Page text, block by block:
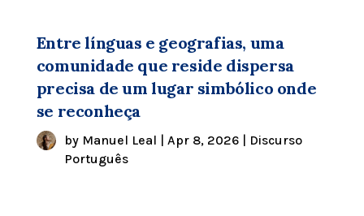
Entre línguas e geografias, uma
comunidade que reside dispersa
precisa de um lugar simbólico onde
se reconheça
by Manuel Leal | Apr 8, 2026| Discurso
Português